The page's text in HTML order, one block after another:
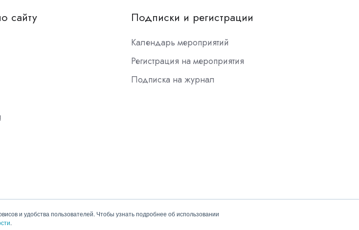
и удобства пользователей. Чтобы узнать подробнее об использовании
.
сайту Подписки и регистрации
Календарь мероприятий
Регистрация на мероприятия
Подписка на журнал